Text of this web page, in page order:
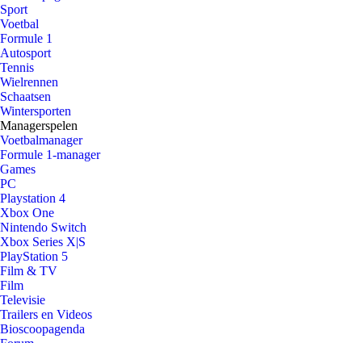
Sport
Voetbal
Formule 1
Autosport
Tennis
Wielrennen
Schaatsen
Wintersporten
Managerspelen
Voetbalmanager
Formule 1-manager
Games
PC
Playstation 4
Xbox One
Nintendo Switch
Xbox Series X|S
PlayStation 5
Film & TV
Film
Televisie
Trailers en Videos
Bioscoopagenda